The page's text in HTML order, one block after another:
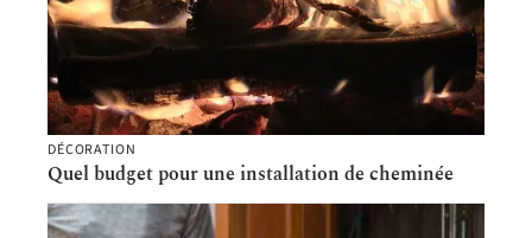
DÉCORATION
Quel budget pour une installation de cheminée